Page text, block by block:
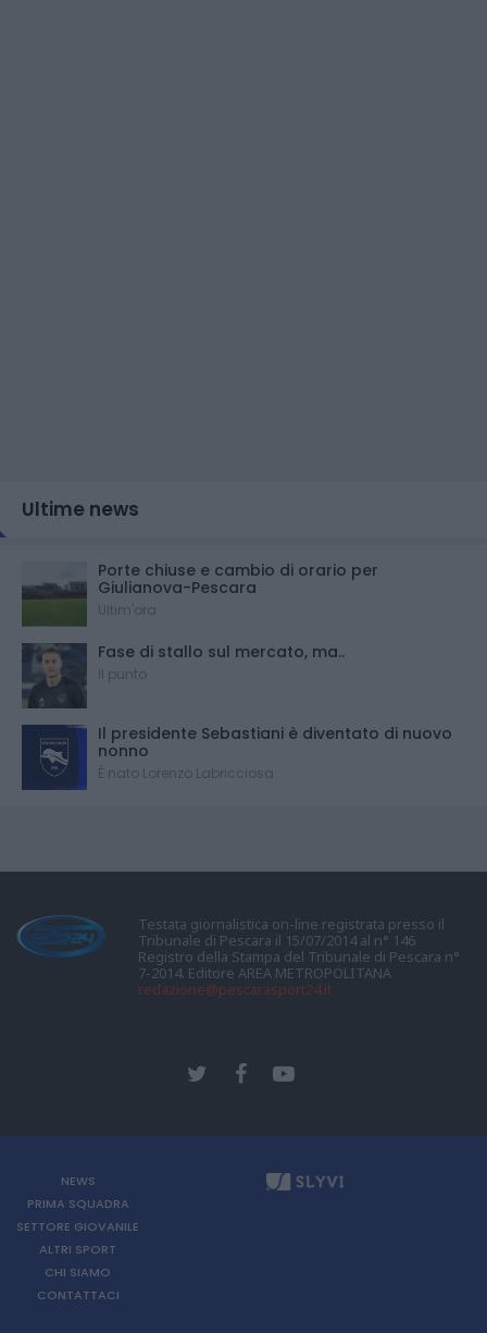
Ultime news
Porte chiuse e cambio di orario per
Giulianova-Pescara
Ultim'ora
Fase di stallo sul mercato, ma..
Il punto
Il presidente Sebastiani è diventato di nuovo
nonno
È nato Lorenzo Labricciosa
Testata giornalistica on-line registrata presso il
Tribunale di Pescara il 15/07/2014 al n° 146
Registro della Stampa del Tribunale di Pescara n°
7-2014. Editore AREA METROPOLITANA
redazione@pescarasport24.it
NEWS
PRIMA SQUADRA
SETTORE GIOVANILE
ALTRI SPORT
CHI SIAMO
CONTATTACI